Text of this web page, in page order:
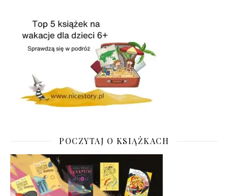
POCZYTAJ O KSIĄŻKACH